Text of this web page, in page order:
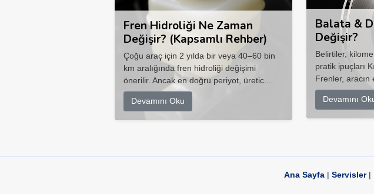
Fren Hidroliği Ne Zaman
Değişir? (Kapsamlı Rehber)
Çoğu araç için 2 yılda bir veya 40–60 bin
km aralığında fren hidroliği değişimi
önerilir. Ancak en doğru periyot, üretic...
Devamını Oku
Balata &
Değişir?
Belirtiler,
pratik ipuçları
Frenler, aracın
Devamını
Ana Sayfa| Servisler|